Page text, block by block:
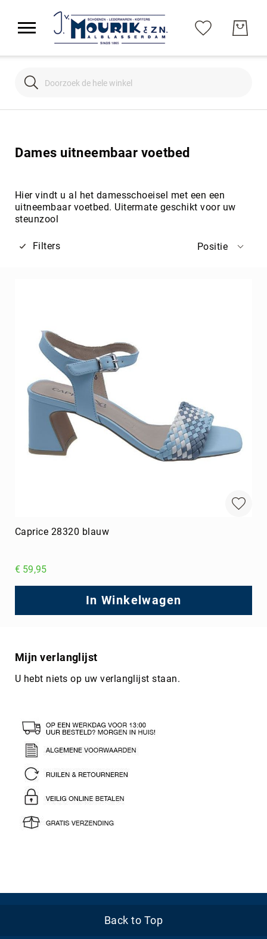
Search
Dames uitneembaar voetbed
Hier vindt u al het damesschoeisel met een een
uitneembaar voetbed. Uitermate geschikt voor uw
steunzool
Filters Positie
Caprice 28320 blauw
€ 59,95
In Winkelwagen
Mijn verlanglijst
U hebt niets op uw verlanglijst staan.
Back to Top